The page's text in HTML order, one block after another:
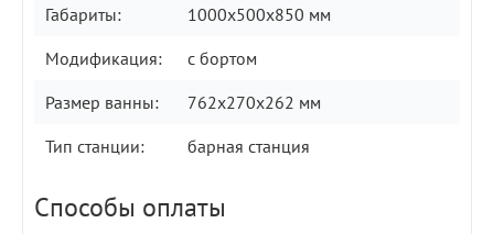
Габариты:
1000х500х850 мм
Модификация:
с бортом
Размер ванны:
762х270х262 мм
Тип станции:
барная станция
Способы оплаты